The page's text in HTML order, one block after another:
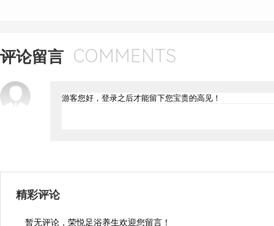
评论留言 COMMENTS
精彩评论
暂无评论，荣悦足浴养生欢迎您留言！